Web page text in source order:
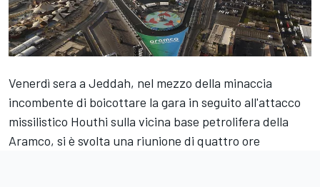
Venerdì sera a Jeddah, nel mezzo della minaccia
incombente di boicottare la gara in seguito all'attacco
missilistico Houthi sulla vicina base petrolifera della
Aramco, si è svolta una riunione di quattro ore